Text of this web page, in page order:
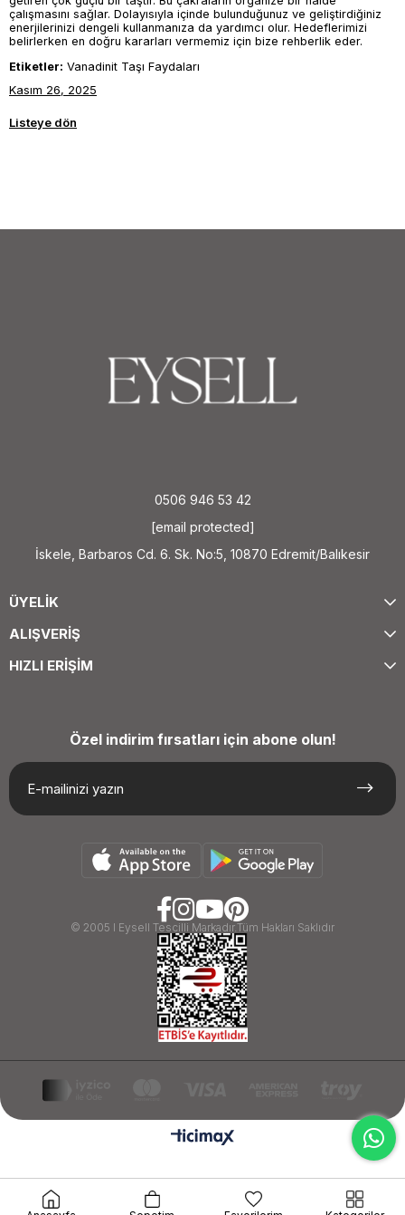
çalışmasını sağlar. Dolayısıyla içinde bulunduğunuz ve geliştirdiğiniz
enerjilerinizi dengeli kullanmanıza da yardımcı olur. Hedeflerimizi
belirlerken en doğru kararları vermemiz için bize rehberlik eder.
Etiketler: Vanadinit Taşı Faydaları
Kasım 26, 2025
Listeye dön
0506 946 53 42
[email protected]
İskele, Barbaros Cd. 6. Sk. No:5, 10870 Edremit/Balıkesir
ÜYELİK
ALIŞVERİŞ
HIZLI ERİŞİM
Özel indirim fırsatları için abone olun!
© 2005 I Eysell Tescilli Markadır.Tüm Hakları Saklıdır